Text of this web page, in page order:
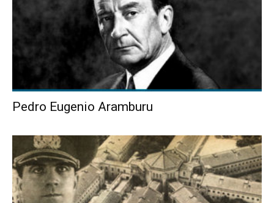
Pedro Eugenio Aramburu